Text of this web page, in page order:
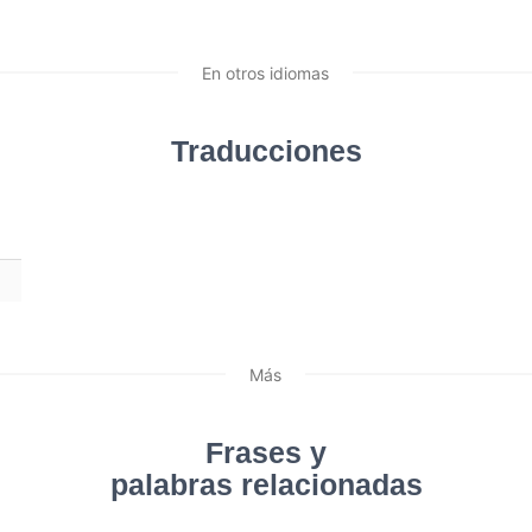
En otros idiomas
Traducciones
Más
Frases y
palabras relacionadas